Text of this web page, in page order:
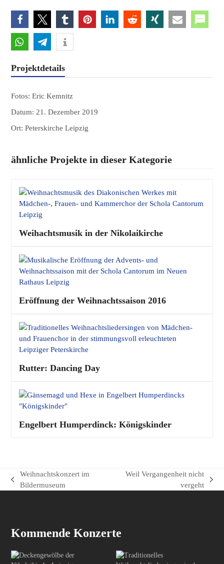
Projektdetails
Fotos: Eric Kemnitz
Datum: 21. Dezember 2019
Ort: Peterskirche Leipzig
ähnliche Projekte in dieser Kategorie
Weihachtsmusik in der Nikolaikirche
Eröffnung der Weihnachtssaison 2016
Rutter: Dancing Day
Engelbert Humperdinck: Königskinder
vorheriger
Weihnachtskonzert im
Bildermuseum
Weil Vergangenheit nicht
vergeht
Kommende Konzerte